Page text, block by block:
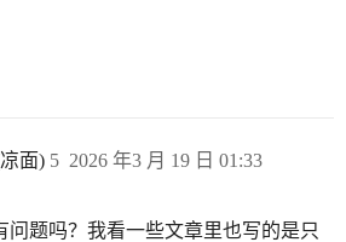
面) 2026 年3 月 19 日 01:33
5
问题吗？我看一些文章里也写的是只